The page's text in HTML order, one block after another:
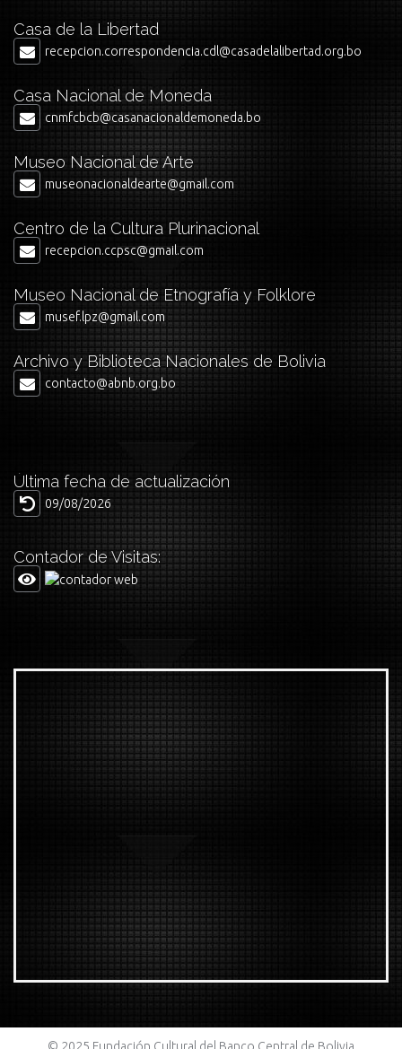
Casa de la Libertad
recepcion.correspondencia.cdl@casadelalibertad.org.bo
Casa Nacional de Moneda
cnmfcbcb@casanacionaldemoneda.bo
Museo Nacional de Arte
museonacionaldearte@gmail.com
Centro de la Cultura Plurinacional
recepcion.ccpsc@gmail.com
Museo Nacional de Etnografía y Folklore
musef.lpz@gmail.com
Archivo y Biblioteca Nacionales de Bolivia
contacto@abnb.org.bo
Última fecha de actualización
09/08/2026
Contador de Visitas:
© 2025 Fundación Cultural del Banco Central de Bolivia